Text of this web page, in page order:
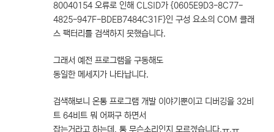
80040154 오류로 인해 CLSID가 {0605E9D3-8C77-
4825-947F-BDEB7484C31F}인 구성 요소의 COM 클래
스 팩터리를 검색하지 못했습니다.
그래서 예전 프로그램을 구동해도
동일한 메세지가 나타납니다.
검색해보니 온통 프로그램 개발 이야기뿐이고 디버깅을 32비
트 64비트 뭐 어쩌구 하면서
잡는거라고 하는데, 통 무슨소리인지 모르겠습니다.ㅠ.ㅠ